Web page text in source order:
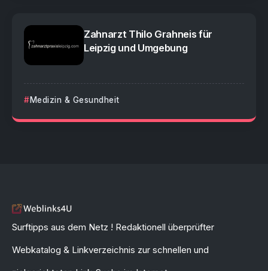
Zahnarzt Thilo Grahneis für
Leipzig und Umgebung
Medizin & Gesundheit
Surftipps aus dem Netz ! Redaktionell überprüfter
Webkatalog & Linkverzeichnis zur schnellen und